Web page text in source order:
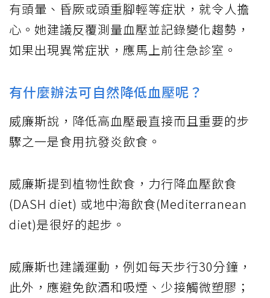
有頭暈、昏厥或頭重腳輕等症狀，就令人擔
心。她建議反覆測量血壓並記錄變化趨勢，
如果出現異常症狀，應馬上前往急診室。
有什麼辦法可自然降低血壓呢？
威廉斯說，降低高血壓最直接而且重要的步
驟之一是食用抗發炎飲食。
威廉斯提到植物性飲食，力行降血壓飲食
(DASH diet) 或地中海飲食(Mediterranean
diet)是很好的起步。
威廉斯也建議運動，例如每天步行30分鐘，
此外，應避免飲酒和吸煙、少接觸微塑膠；